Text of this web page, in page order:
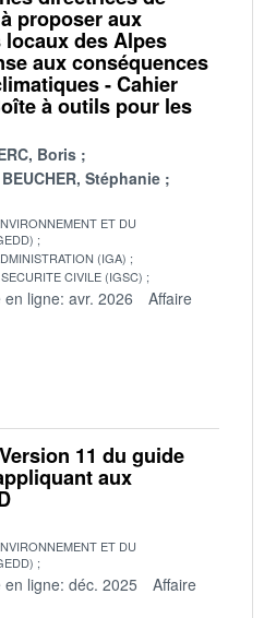
proposer aux
des Alpes
aux conséquences
- Cahier
à outils pour les
Boris
BEUCHER, Stéphanie
ET DU
(IGA)
CIVILE (IGSC)
en ligne: avr. 2026
Affaire
11 du guide
aux
ET DU
en ligne: déc. 2025
Affaire